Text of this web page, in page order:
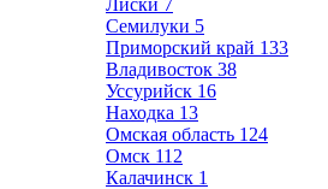
Лиски 7
Семилуки 5
Приморский край 133
Владивосток 38
Уссурийск 16
Находка 13
Омская область 124
Омск 112
Калачинск 1